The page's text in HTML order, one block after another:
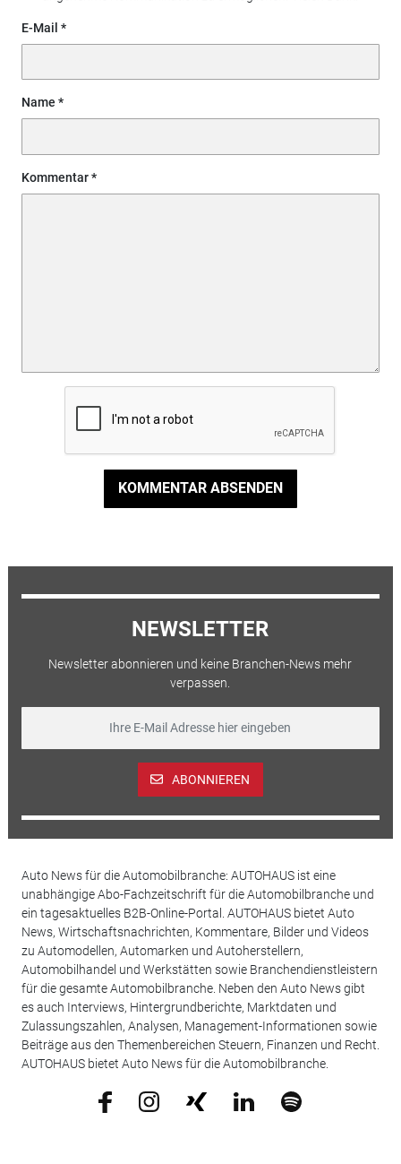
E-Mail
Name
Kommentar
KOMMENTAR ABSENDEN
NEWSLETTER
Newsletter abonnieren und keine Branchen-News mehr
verpassen.
ABONNIEREN
Auto News für die Automobilbranche: AUTOHAUS ist eine
unabhängige Abo-Fachzeitschrift für die Automobilbranche und
ein tagesaktuelles B2B-Online-Portal. AUTOHAUS bietet Auto
News, Wirtschaftsnachrichten, Kommentare, Bilder und Videos
zu Automodellen, Automarken und Autoherstellern,
Automobilhandel und Werkstätten sowie Branchendienstleistern
für die gesamte Automobilbranche. Neben den Auto News gibt
es auch Interviews, Hintergrundberichte, Marktdaten und
Zulassungszahlen, Analysen, Management-Informationen sowie
Beiträge aus den Themenbereichen Steuern, Finanzen und Recht.
AUTOHAUS bietet Auto News für die Automobilbranche.